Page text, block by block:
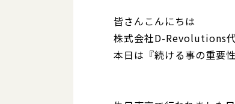
皆さんこんにちは
株式会社D-Revolutions
本日は『続ける事の重要